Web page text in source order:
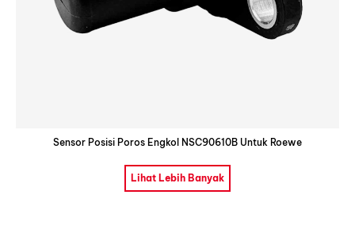
Sensor Posisi Poros Engkol NSC90610B Untuk Roewe
Lihat Lebih Banyak